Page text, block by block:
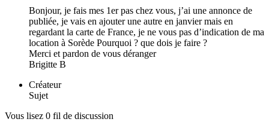
Bonjour, je fais mes 1er pas chez vous, j’ai une annonce de
publiée, je vais en ajouter une autre en janvier mais en
regardant la carte de France, je ne vous pas d’indication de ma
location à Sorède Pourquoi ? que dois je faire ?
Merci et pardon de vous déranger
Brigitte B
Créateur
Sujet
Vous lisez 0 fil de discussion